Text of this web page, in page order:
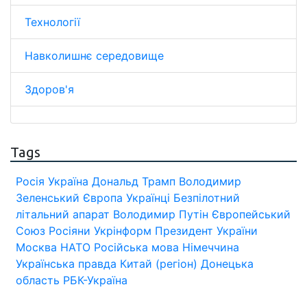
Технології
Навколишнє середовище
Здоров'я
Tags
Росія Україна Дональд Трамп Володимир
Зеленський Європа Українці Безпілотний
літальний апарат Володимир Путін Європейський
Союз Росіяни Укрінформ Президент України
Москва НАТО Російська мова Німеччина
Українська правда Китай (регіон) Донецька
область РБК-Україна